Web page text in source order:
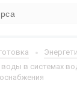
в системах